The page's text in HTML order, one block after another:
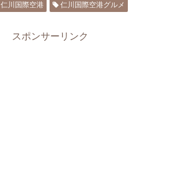
仁川国際空港 仁川国際空港グルメ
スポンサーリンク